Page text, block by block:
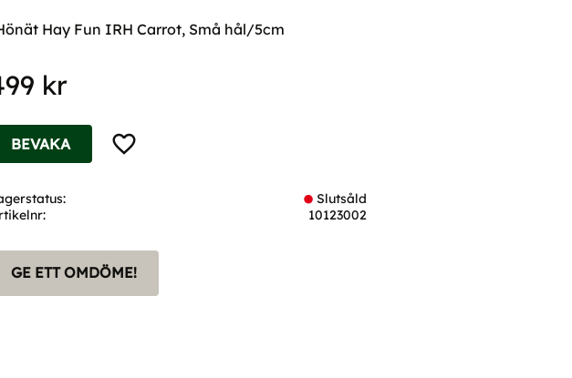
Hay Fun IRH Carrot, Små hål/5cm
kr
Lägg till i favoriter
BEVAKA
Slutsåld
10123002
GE ETT OMDÖME!